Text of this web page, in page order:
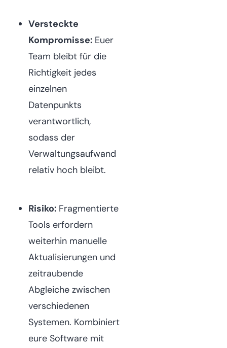
Versteckte
Kompromisse: Euer
Team bleibt für die
Richtigkeit jedes
einzelnen
Datenpunkts
verantwortlich,
sodass der
Verwaltungsaufwand
relativ hoch bleibt.
Risiko: Fragmentierte
Tools erfordern
weiterhin manuelle
Aktualisierungen und
zeitraubende
Abgleiche zwischen
verschiedenen
Systemen. Kombiniert
eure Software mit